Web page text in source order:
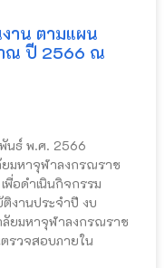
าน ตามแผน
ณ ปี 2566 ณ
นธ์ พ.ศ. 2566
มหาจุฬาลงกรณราช
อดำเนินกิจกรรม
งานประจำปี งบ
ยมหาจุฬาลงกรณราช
รวจสอบภายใน